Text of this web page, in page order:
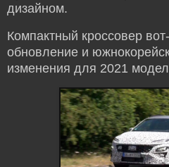
дизайном.
Компактный кроссовер
обновление и
изменения для 2021